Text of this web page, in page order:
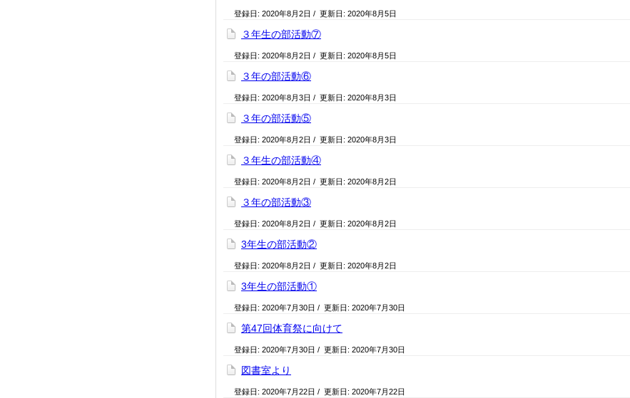
登録日: 2020年8月2日 / 更新日: 2020年8月5日
３年生の部活動⑦
登録日: 2020年8月2日 / 更新日: 2020年8月5日
３年の部活動⑥
登録日: 2020年8月3日 / 更新日: 2020年8月3日
３年の部活動⑤
登録日: 2020年8月2日 / 更新日: 2020年8月3日
３年生の部活動④
登録日: 2020年8月2日 / 更新日: 2020年8月2日
３年の部活動③
登録日: 2020年8月2日 / 更新日: 2020年8月2日
3年生の部活動②
登録日: 2020年8月2日 / 更新日: 2020年8月2日
3年生の部活動①
登録日: 2020年7月30日 / 更新日: 2020年7月30日
第47回体育祭に向けて
登録日: 2020年7月30日 / 更新日: 2020年7月30日
図書室より
登録日: 2020年7月22日 / 更新日: 2020年7月22日